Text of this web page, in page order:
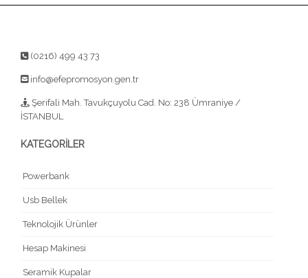
(0216) 499 43 73
info@efepromosyon.gen.tr
Şerifali Mah. Tavukçuyolu Cad. No: 238 Ümraniye /
İSTANBUL
KATEGORİLER
Powerbank
Usb Bellek
Teknolojik Ürünler
Hesap Makinesi
Seramik Kupalar